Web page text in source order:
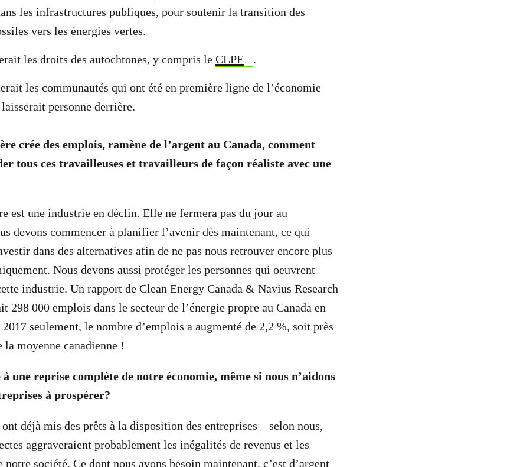
les infrastructures publiques, pour soutenir la transition des
vers les énergies vertes.
les droits des autochtones, y compris le CLPE .
les communautés qui ont été en première ligne de l’économie
personne derrière.
crée des emplois, ramène de l’argent au Canada, comment
tous ces travailleuses et travailleurs de façon réaliste avec une
est une industrie en déclin. Elle ne fermera pas du jour au
devons commencer à planifier l’avenir dès maintenant, ce qui
dans des alternatives afin de ne pas nous retrouver encore plus
Nous devons aussi protéger les personnes qui oeuvrent
industrie. Un rapport de Clean Energy Canada & Navius Research
298 000 emplois dans le secteur de l’énergie propre au Canada en
seulement, le nombre d’emplois a augmenté de 2,2 %, soit près
la moyenne canadienne !
une reprise complète de notre économie, même si nous n’aidons
à prospérer?
déjà mis des prêts à la disposition des entreprises – selon nous,
aggraveraient probablement les inégalités de revenus et les
société. Ce dont nous avons besoin maintenant, c’est d’argent